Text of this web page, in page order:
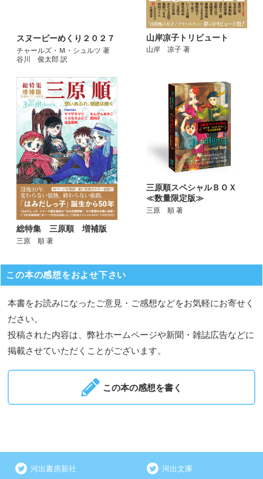
スヌーピーめくり２０２７
チャールズ・Ｍ・シュルツ 著
谷川 俊太郎 訳
山岸凉子トリビュート
山岸 凉子 著
総特集 三原順 増補版
三原 順 著
三原順スペシャルＢＯＸ
≪数量限定版≫
三原 順 著
この本の感想をおよせ下さい
本書をお読みになったご意見・ご感想などをお気軽にお寄せく
ださい。
投稿された内容は、弊社ホームページや新聞・雑誌広告などに
掲載させていただくことがございます。
この本の感想を書く
河出書房新社 河出文庫